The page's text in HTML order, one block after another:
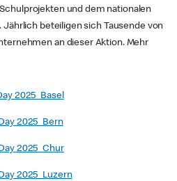
und dem nationalen
beteiligen sich Tausende von
an dieser Aktion. Mehr
2025_Basel
2025_Bern
2025_Chur
2025_Luzern